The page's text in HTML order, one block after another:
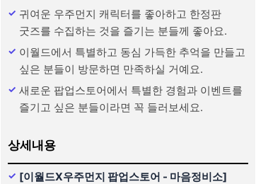
귀여운 우주먼지 캐릭터를 좋아하고 한정판
굿즈를 수집하는 것을 즐기는 분들께 좋아요.
이월드에서 특별하고 동심 가득한 추억을 만들고
싶은 분들이 방문하면 만족하실 거예요.
새로운 팝업스토어에서 특별한 경험과 이벤트를
즐기고 싶은 분들이라면 꼭 들러보세요.
상세내용
[이월드X우주먼지 팝업스토어 - 마음정비소]